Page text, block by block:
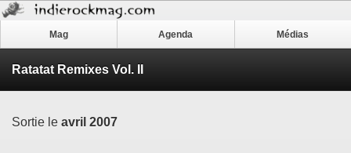
Mag Agenda Médias
Ratatat Remixes Vol. II
Sortie le avril 2007